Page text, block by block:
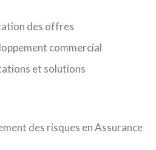
des offres
commercial
et solutions
des risques en Assurance